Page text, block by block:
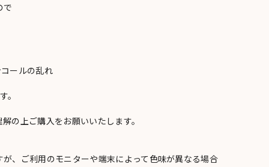
で
ールの乱れ
。
の上ご購入をお願いいたします。
、ご利用のモニターや端末によって色味が異なる場合